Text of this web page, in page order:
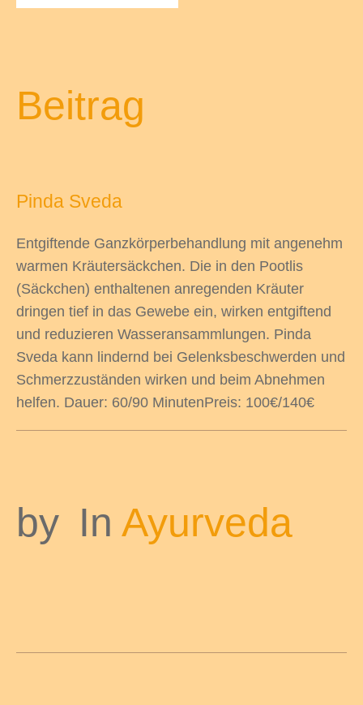
Beitrag
Pinda Sveda
Entgiftende Ganzkörperbehandlung mit angenehm
warmen Kräutersäckchen. Die in den Pootlis
(Säckchen) enthaltenen anregenden Kräuter
dringen tief in das Gewebe ein, wirken entgiftend
und reduzieren Wasseransammlungen. Pinda
Sveda kann lindernd bei Gelenksbeschwerden und
Schmerzzuständen wirken und beim Abnehmen
helfen. Dauer: 60/90 MinutenPreis: 100€/140€
by In Ayurveda